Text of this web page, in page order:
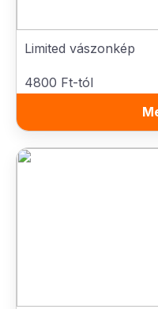
Limited vászonkép
4800 Ft-tól